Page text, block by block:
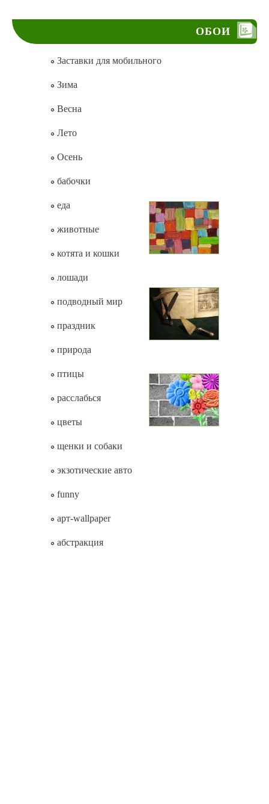
ОБОИ
Заставки для мобильного
Зима
Весна
Лето
Осень
бабочки
еда
животные
котята и кошки
лошади
подводный мир
праздник
природа
птицы
расслабься
цветы
щенки и собаки
экзотические авто
funny
арт-wallpaper
абстракция